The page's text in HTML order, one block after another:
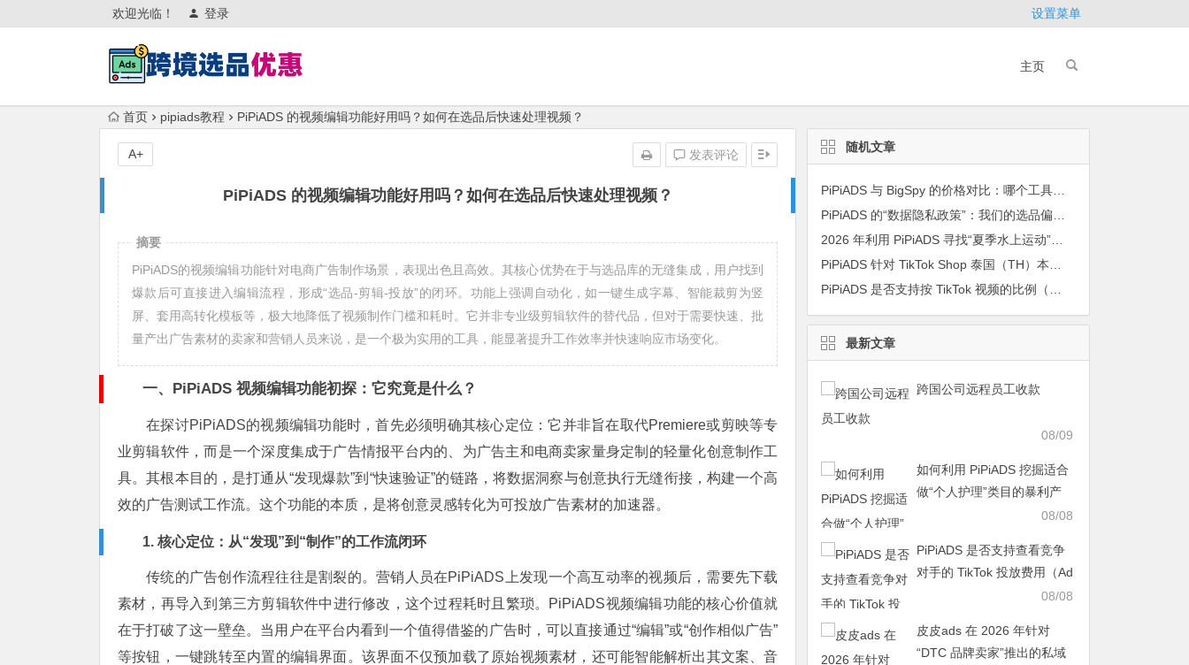
欢迎光临！ 登录 设置菜单
主页
首页 pipiads教程 PiPiADS 的视频编辑功能好用吗？如何在选品后快速处理视频？
PiPiADS 的视频编辑功能好用吗？如何在选品后快速处理视频？
发表评论
A+
摘要
PiPiADS的视频编辑功能针对电商广告制作场景，表现出色且高效。其核心优势在于与选品库的无缝集成，用户找到
爆款后可直接进入编辑流程，形成“选品-剪辑-投放”的闭环。功能上强调自动化，如一键生成字幕、智能裁剪为竖
屏、套用高转化模板等，极大地降低了视频制作门槛和耗时。它并非专业级剪辑软件的替代品，但对于需要快速、批
量产出广告素材的卖家和营销人员来说，是一个极为实用的工具，能显著提升工作效率并快速响应市场变化。
一、PiPiADS 视频编辑功能初探：它究竟是什么？
在探讨PiPiADS的视频编辑功能时，首先必须明确其核心定位：它并非旨在取代Premiere或剪映等专
业剪辑软件，而是一个深度集成于广告情报平台内的、为广告主和电商卖家量身定制的轻量化创意制作工
具。其根本目的，是打通从“发现爆款”到“快速验证”的链路，将数据洞察与创意执行无缝衔接，构建一个高
效的广告测试工作流。这个功能的本质，是将创意灵感转化为可投放广告素材的加速器。
1. 核心定位：从“发现”到“制作”的工作流闭环
传统的广告创作流程往往是割裂的。营销人员在PiPiADS上发现一个高互动率的视频后，需要先下载
素材，再导入到第三方剪辑软件中进行修改，这个过程耗时且繁琐。PiPiADS视频编辑功能的核心价值就
在于打破了这一壁垒。当用户在平台内看到一个值得借鉴的广告时，可以直接通过“编辑”或“创作相似广告”
等按钮，一键跳转至内置的编辑界面。该界面不仅预加载了原始视频素材，还可能智能解析出其文案、音
随机文章
PiPiADS 与 BigSpy 的价格对比：哪个工具更省钱？
2026 年利用 PiPiADS 寻找“夏季水上运动”类目的早鸟爆款
最新文章
跨国公司远程员工收款
08/09
如何利用 PiPiADS 挖掘适合
做“个人护理”类目的暴利产
08/08
PiPiADS 是否支持查看竞争
对手的 TikTok 投放费用（Ad
08/08
皮皮ads 在 2026 年针对
“DTC 品牌卖家”推出的私域